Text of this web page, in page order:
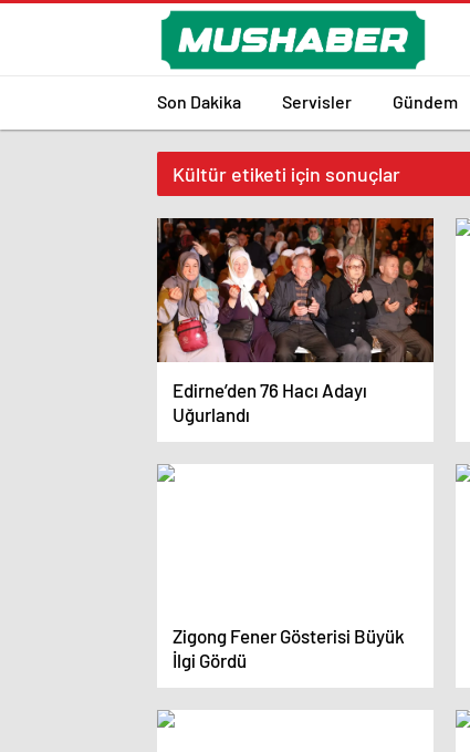
Son Dakika Servisler Gündem
Kültür etiketi için sonuçlar
Edirne’den 76 Hacı Adayı
Uğurlandı
Zigong Fener Gösterisi Büyük
İlgi Gördü